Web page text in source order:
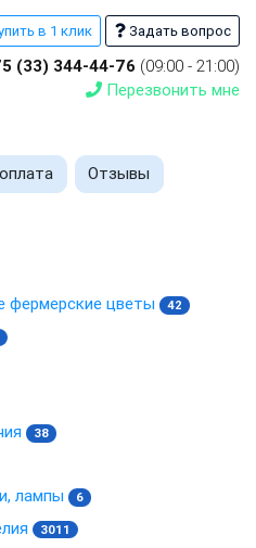
в 1 клик Задать вопрос
(33) 344-44-76 (09:00 - 21:00)
Перезвонить мне
Отзывы
фермерские цветы 42
38
лампы 6
3011